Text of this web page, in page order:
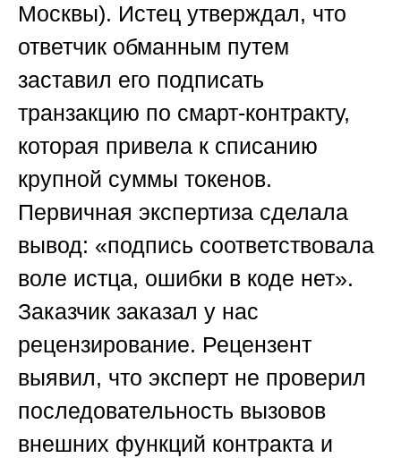
Москвы). Истец утверждал, что
ответчик обманным путем
заставил его подписать
транзакцию по смарт-контракту,
которая привела к списанию
крупной суммы токенов.
Первичная экспертиза сделала
вывод: «подпись соответствовала
воле истца, ошибки в коде нет».
Заказчик заказал у нас
рецензирование. Рецензент
выявил, что эксперт не проверил
последовательность вызовов
внешних функций контракта и